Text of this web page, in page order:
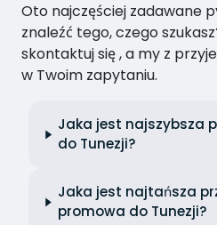
Oto najczęściej zadawane
znaleźć tego, czego
skontaktuj się , a my z
w Twoim zapytaniu.
Jaka jest najszybsza
do Tunezji?
Jaka jest najtańsza
promowa do Tunezji?